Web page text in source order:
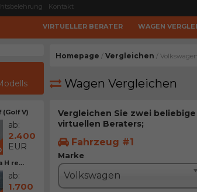
Kontakt
VIRTUELLER BERATER WAGEN
V)
ab:
2.400
EUR
H re...
ab:
1.700
Homepage / Vergleichen / Volkswagen
Wagen Vergleichen
Vergleichen Sie zwei
virtuellen Beraters;
Fahrzeug #1
Marke
Volkswagen